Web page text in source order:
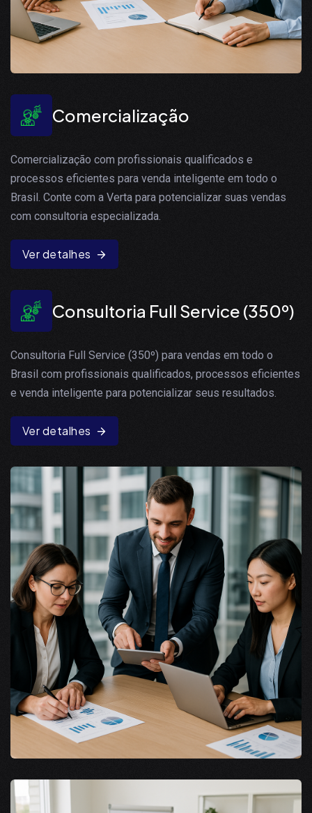
Comercialização
Comercialização com profissionais qualificados e
processos eficientes para venda inteligente em todo o
Brasil. Conte com a Verta para potencializar suas vendas
com consultoria especializada.
Ver detalhes
Consultoria Full Service (350º)
Consultoria Full Service (350º) para vendas em todo o
Brasil com profissionais qualificados, processos eficientes
e venda inteligente para potencializar seus resultados.
Ver detalhes